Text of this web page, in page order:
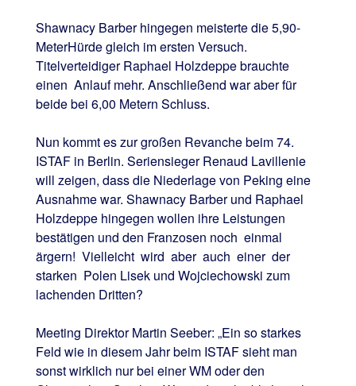
Shawnacy Barber hingegen meisterte die 5,90-
MeterHürde gleich im ersten Versuch.
Titelverteidiger Raphael Holzdeppe brauchte
einen Anlauf mehr. Anschließend war aber für
beide bei 6,00 Metern Schluss.
Nun kommt es zur großen Revanche beim 74.
ISTAF in Berlin. Seriensieger Renaud Lavillenie
will zeigen, dass die Niederlage von Peking eine
Ausnahme war. Shawnacy Barber und Raphael
Holzdeppe hingegen wollen ihre Leistungen
bestätigen und den Franzosen noch einmal
ärgern! Vielleicht wird aber auch einer der
starken Polen Lisek und Wojciechowski zum
lachenden Dritten?
Meeting Direktor Martin Seeber: „Ein so starkes
Feld wie in diesem Jahr beim ISTAF sieht man
sonst wirklich nur bei einer WM oder den